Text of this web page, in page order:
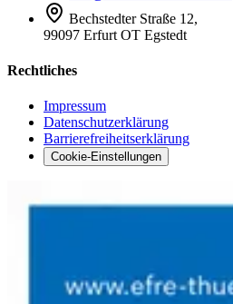
Bechstedter Straße 12,
99097 Erfurt OT Egstedt
Rechtliches
Impressum
Datenschutzerklärung
Barrierefreiheitserklärung
Cookie-Einstellungen